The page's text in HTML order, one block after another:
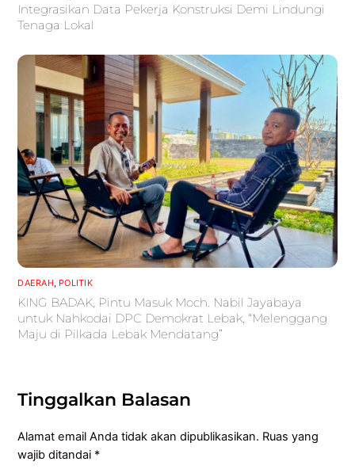
Integrasikan Data Pekerja Konstruksi Demi Lindungi
Tenaga Lokal
DAERAH, POLITIK
KING BADAK, Pintu Masuk Moch. Nabil Jayabaya
untuk Nahkodai DPC Demokrat Lebak, “Melenggang
Maju di Pilkada Lebak Mendatang”
Tinggalkan Balasan
Alamat email Anda tidak akan dipublikasikan. Ruas yang
wajib ditandai *